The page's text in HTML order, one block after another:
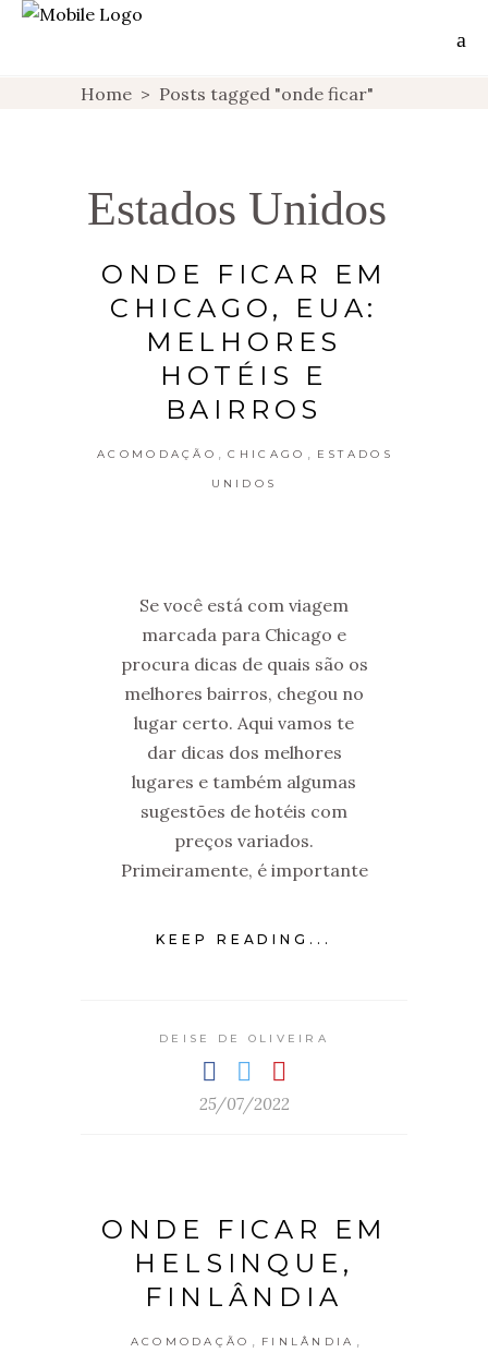
Home > Posts tagged "onde ficar"
Estados Unidos
ONDE FICAR EM
CHICAGO, EUA:
MELHORES
HOTÉIS E
BAIRROS
ACOMODAÇÃO CHICAGO ESTADOS
UNIDOS
Se você está com viagem
marcada para Chicago e
procura dicas de quais são os
melhores bairros, chegou no
lugar certo. Aqui vamos te
dar dicas dos melhores
lugares e também algumas
sugestões de hotéis com
preços variados.
Primeiramente, é importante
KEEP READING...
DEISE DE OLIVEIRA
25/07/2022
ONDE FICAR EM
HELSINQUE,
FINLÂNDIA
ACOMODAÇÃO FINLÂNDIA